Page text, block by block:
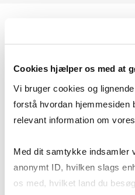
Cookies hjælper os med at
Vi bruger cookies og
forstå hvordan hjemmesiden
relevant information om
Med dit samtykke indsamler
anonymt ID, hvilken slags
os med, hvilket land du
Geopolitik og
navigerer man som